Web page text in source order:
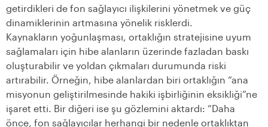
getirdikleri de fon sağlayıcı ilişkilerini yönetmek ve güç
dinamiklerinin artmasına yönelik risklerdi.
Kaynakların yoğunlaşması, ortaklığın stratejisine uyum
sağlamaları için hibe alanların üzerinde fazladan baskı
oluşturabilir ve yoldan çıkmaları durumunda riski
artırabilir. Örneğin, hibe alanlardan biri ortaklığın “ana
misyonun geliştirilmesinde hakiki işbirliğinin eksikliği”ne
işaret etti. Bir diğeri ise şu gözlemini aktardı: “Daha
önce, fon sağlayıcılar herhangi bir nedenle ortaklıktan